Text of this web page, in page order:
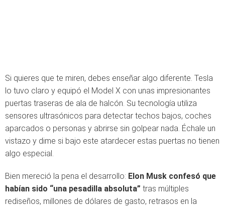
Si quieres que te miren, debes enseñar algo diferente. Tesla
lo tuvo claro y equipó el Model X con unas impresionantes
puertas traseras de ala de halcón. Su tecnología utiliza
sensores ultrasónicos para detectar techos bajos, coches
aparcados o personas y abrirse sin golpear nada. Échale un
vistazo y dime si bajo este atardecer estas puertas no tienen
algo especial.
Bien mereció la pena el desarrollo: Elon Musk confesó que
habían sido “una pesadilla absoluta” tras múltiples
rediseños, millones de dólares de gasto, retrasos en la